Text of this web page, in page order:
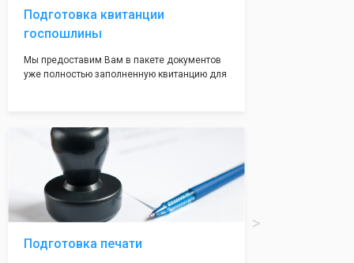
Подготовка квитанции
госпошлины
Мы предоставим Вам в пакете документов
уже полностью заполненную квитанцию для
посредственно в налоговой инспекции при
подаче документов на регистрацию.
Подготовка печати